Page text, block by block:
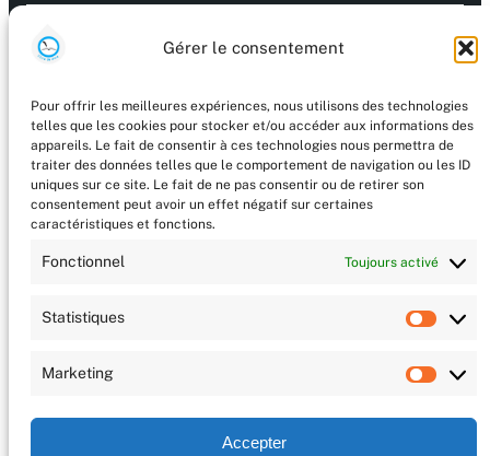
Gérer le consentement
Pour offrir les meilleures expériences, nous utilisons des technologies
telles que les cookies pour stocker et/ou accéder aux informations des
appareils. Le fait de consentir à ces technologies nous permettra de
traiter des données telles que le comportement de navigation ou les ID
uniques sur ce site. Le fait de ne pas consentir ou de retirer son
consentement peut avoir un effet négatif sur certaines
caractéristiques et fonctions.
Fonctionnel Toujours activé
Statistiques
Marketing
Accepter
Recommandations (9)
Technologie (2)
Uncategorized
Vient de paraitre / A paraitre (8)